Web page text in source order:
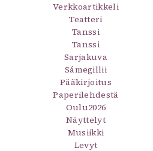
Verkkoartikkeli
Teatteri
Tanssi
Tanssi
Sarjakuva
Sámegillii
Pääkirjoitus
Paperilehdestä
Oulu2026
Näyttelyt
Musiikki
Levyt